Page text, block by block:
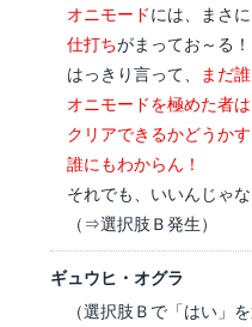
オニモードには、まさに
仕打ちがまってお～る！
はっきり言って、 まだ
オニモードを極めた者は
クリアできるかどうかす
誰にもわからん！
それでも、いいんじゃな
（⇒選択肢Ｂ発生）
ギュウヒ・オグラ
（選択肢Ｂで「はい」